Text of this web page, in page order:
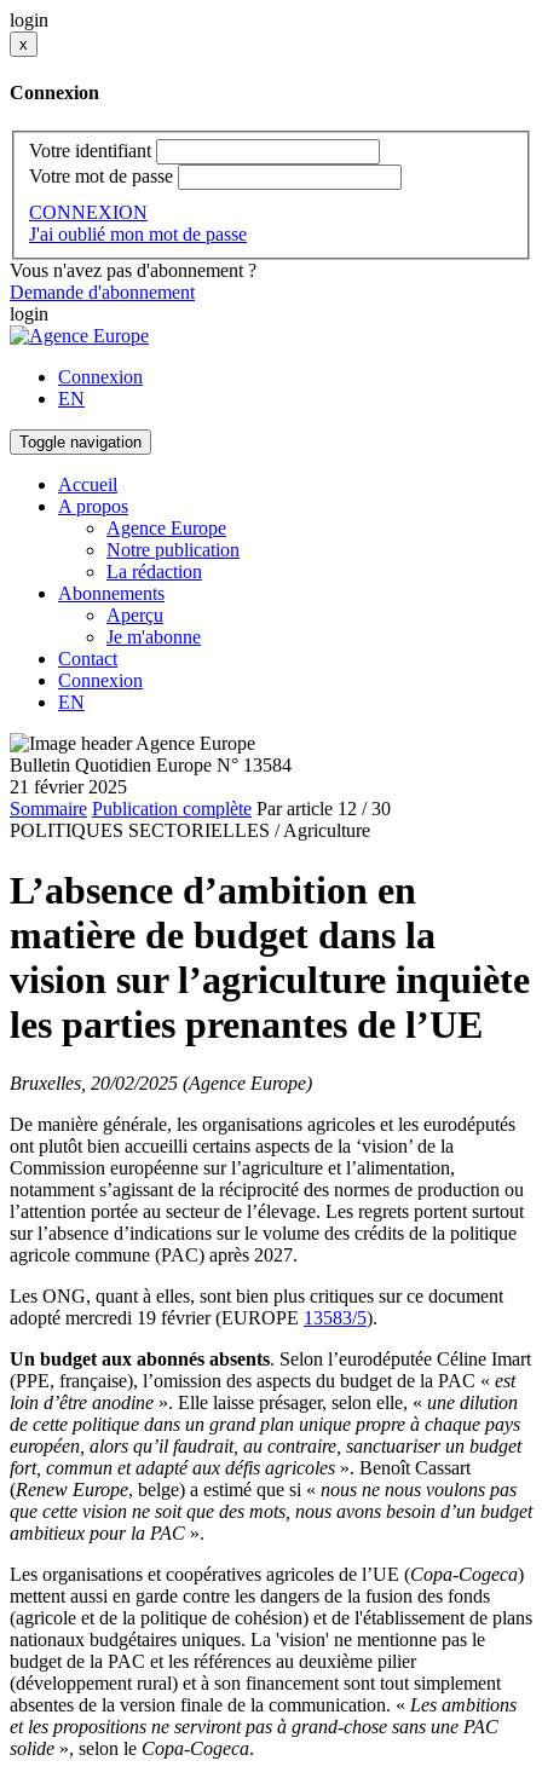
login
x
Connexion
Votre identifiant
Votre mot de passe
CONNEXION
J'ai oublié mon mot de passe
Vous n'avez pas d'abonnement ?
Demande d'abonnement
login
Connexion
EN
Toggle navigation
Accueil
A propos
Agence Europe
Notre publication
La rédaction
Abonnements
Aperçu
Je m'abonne
Contact
Connexion
EN
Bulletin Quotidien Europe N° 13584
21 février 2025
Sommaire Publication complète Par article 12 / 30
POLITIQUES SECTORIELLES / Agriculture
L’absence d’ambition en
matière de budget dans la
vision sur l’agriculture inquiète
les parties prenantes de l’UE
Bruxelles, 20/02/2025 (Agence Europe)
De manière générale, les organisations agricoles et les eurodéputés
ont plutôt bien accueilli certains aspects de la ‘vision’ de la
Commission européenne sur l’agriculture et l’alimentation,
notamment s’agissant de la réciprocité des normes de production ou
l’attention portée au secteur de l’élevage. Les regrets portent surtout
sur l’absence d’indications sur le volume des crédits de la politique
agricole commune (PAC) après 2027.
Les ONG, quant à elles, sont bien plus critiques sur ce document
adopté mercredi 19 février (EUROPE 13583/5).
Un budget aux abonnés absents. Selon l’eurodéputée Céline Imart
(PPE, française), l’omission des aspects du budget de la PAC « est
loin d’être anodine ». Elle laisse présager, selon elle, « une dilution
de cette politique dans un grand plan unique propre à chaque pays
européen, alors qu’il faudrait, au contraire, sanctuariser un budget
fort, commun et adapté aux défis agricoles ». Benoît Cassart
(Renew Europe, belge) a estimé que si « nous ne nous voulons pas
que cette vision ne soit que des mots, nous avons besoin d’un budget
ambitieux pour la PAC ».
Les organisations et coopératives agricoles de l’UE (Copa-Cogeca)
mettent aussi en garde contre les dangers de la fusion des fonds
(agricole et de la politique de cohésion) et de l'établissement de plans
nationaux budgétaires uniques. La 'vision' ne mentionne pas le
budget de la PAC et les références au deuxième pilier
(développement rural) et à son financement sont tout simplement
absentes de la version finale de la communication. « Les ambitions
et les propositions ne serviront pas à grand-chose sans une PAC
solide », selon le Copa-Cogeca.